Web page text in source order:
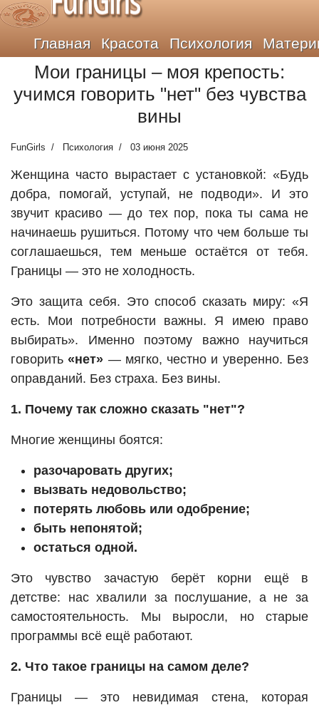
Главная Красота Психология
Мои границы – моя крепость:
учимся говорить "нет" без чувства
вины
FunGirls Психология 03 июня 2025
Женщина часто вырастает с установкой: «Будь
добра, помогай, уступай, не подводи». И это
звучит красиво — до тех пор, пока ты сама не
начинаешь рушиться. Потому что чем больше ты
соглашаешься, тем меньше остаётся от тебя.
Границы — это не холодность.
Это защита себя. Это способ сказать миру: «Я
есть. Мои потребности важны. Я имею право
выбирать». Именно поэтому важно научиться
говорить«нет» — мягко, честно и уверенно. Без
оправданий. Без страха. Без вины.
1. Почему так сложно сказать "нет"?
Многие женщины боятся:
разочаровать других;
вызвать недовольство;
потерять любовь или одобрение;
быть непонятой;
остаться одной.
Это чувство зачастую берёт корни ещё в
детстве: нас хвалили за послушание, а не за
самостоятельность. Мы выросли, но старые
программы всё ещё работают.
2. Что такое границы на самом деле?
Границы — это невидимая стена, которая